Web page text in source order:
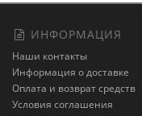
ИНФОРМАЦИЯ
Наши контакты
Информация о доставке
Оплата и возврат средств
Условия соглашения